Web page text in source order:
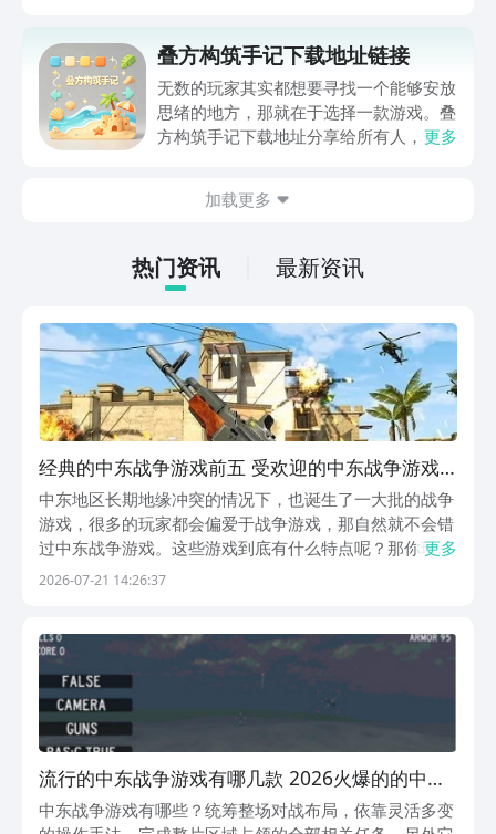
关链接，在最近这款游戏的热度非常之
高，无论是先进前卫的背景设定，还是紧
张有趣的战斗玩法，都吸引着不少同学的
关注，你是否也想要提前进行预约，方便
叠方构筑手记下载地址链接
无数的玩家其实都想要寻找一个能够安放
思绪的地方，那就在于选择一款游戏。叠
方构筑手记下载地址分享给所有人，这一
情。如果大家想要下载这款游戏，其实方
下游戏的主要乐趣吧。
更多
加载更多
热门资讯 最新资讯
经典的中东战争游戏前五 受欢迎的中东战争游戏
下载分享2026
中东地区长期地缘冲突的情况下，也诞生了一大批的战争
游戏，很多的玩家都会偏爱于战争游戏，那自然就不会错
过中东战争游戏。这些游戏到底有什么特点呢？那你玩了
之后才会知道。建议大家可以通过手游福利第一的九游平
个...
更多
2026-07-21 14:26:37
流行的中东战争游戏有哪几款 2026火爆的的中东
战争游戏榜单
中东战争游戏有哪些？统筹整场对战布局，依靠灵活多变